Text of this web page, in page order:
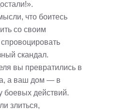
что боитесь
со своим
скандал.
вы превратились в
а ваш дом — в
боевых действий.
злиться,